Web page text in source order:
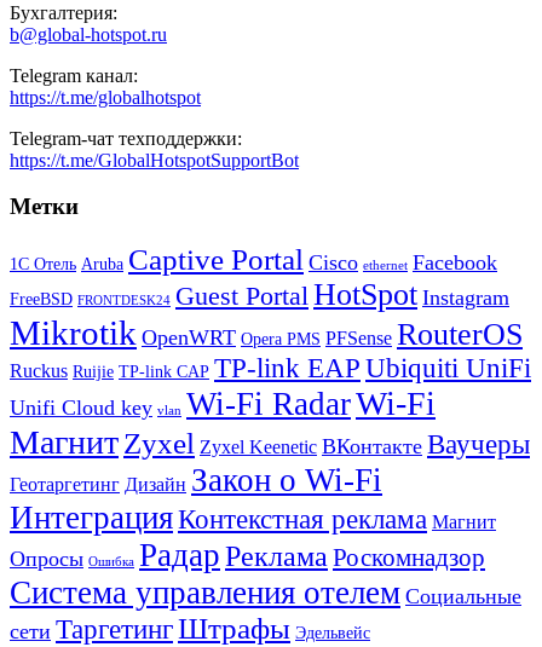
Бухгалтерия:
b@global-hotspot.ru
Telegram канал:
https://t.me/globalhotspot
Telegram-чат техподдержки:
https://t.me/GlobalHotspotSupportBot
Метки
1С Отель Aruba Captive Portal Cisco ethernet Facebook
FreeBSD FRONTDESK24 Guest PortalHotSpot Instagram
Mikrotik OpenWRT Opera PMS PFSense RouterOS
Ruckus Ruijie TP-link CAP TP-link EAP Ubiquiti UniFi
Unifi Cloud key vlan Wi-Fi RadarWi-Fi
МагнитZyxel Zyxel Keenetic ВКонтакте Ваучеры
Геотаргетинг Дизайн Закон о Wi-Fi
ИнтеграцияКонтекстная реклама Магнит
Опросы Ошибка РадарРеклама Роскомнадзор
Система управления отелем Социальные
сети ТаргетингШтрафы Эдельвейс